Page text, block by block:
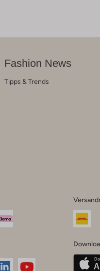
Fashion News
Tipps & Trends